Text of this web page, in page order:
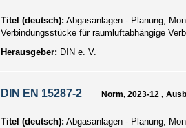
Titel (deutsch): Abgasanlagen - Planung,
Verbindungsstücke für raumluftabhängige
Herausgeber: DIN e. V.
DIN EN 15287-2 Norm, 2023-12 ,
Titel (deutsch): Abgasanlagen - Planung,